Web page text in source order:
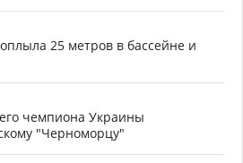
25 метров в бассейне и
чемпиона Украины
"Черноморцу"